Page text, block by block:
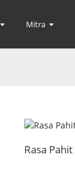
Mitra
Rasa Pahit